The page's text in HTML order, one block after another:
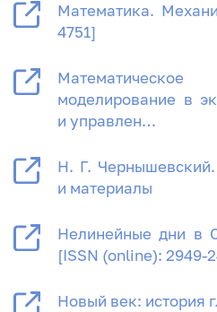
Математика.
4751]
моделирование в
и управлен…
Н. Г. Чернышевский.
и материалы
Нелинейные дни в
[ISSN (online): 2949-
Новый век: история